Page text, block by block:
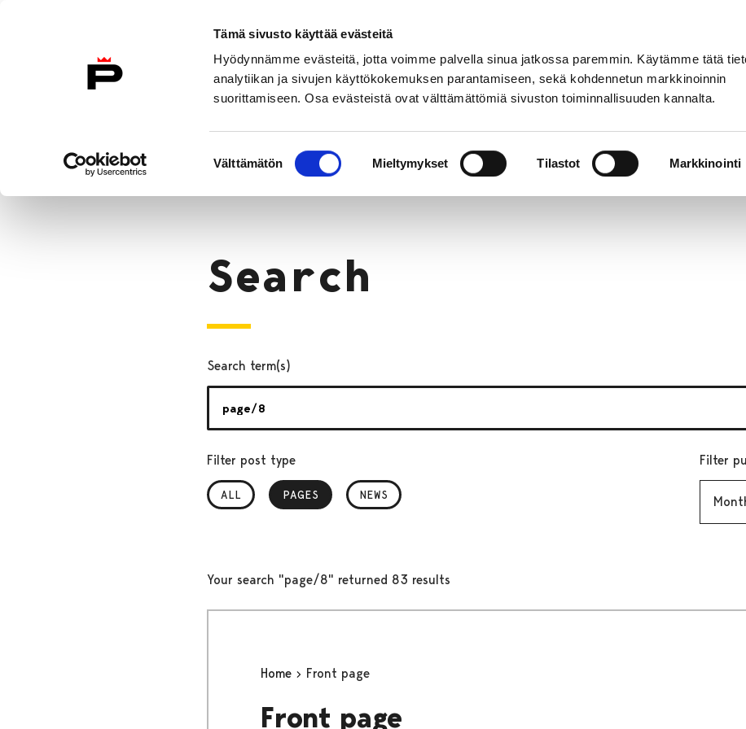
Tämä sivusto käyttää evästeitä
Hyödynnämme evästeitä, jotta voimme palvella sinua jatkossa paremmin. Käytämme tätä
analytiikan ja sivujen käyttökokemuksen parantamiseen, sekä kohdennetun markkinoinnin
suorittamiseen. Osa evästeistä ovat välttämättömiä sivuston toiminnallisuuden kannalta.
valinta
Välttämätön Mieltymykset Tilastot Markkinointi
To Home Page
In
English
Home
Search
Search
Search term(s)
Filter post type
ALL PAGES
, SELECTED NEWS
Filter
Your search "page/8" returned 83 results
Home Front page
Front page